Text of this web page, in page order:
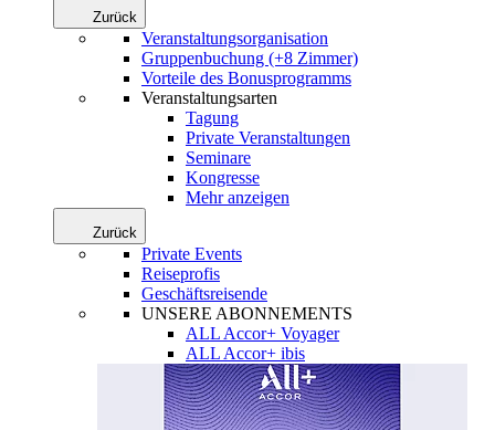
Zurück
Veranstaltungsorganisation
Gruppenbuchung (+8 Zimmer)
Vorteile des Bonusprogramms
Veranstaltungsarten
Tagung
Private Veranstaltungen
Seminare
Kongresse
Mehr anzeigen
Zurück
Private Events
Reiseprofis
Geschäftsreisende
UNSERE ABONNEMENTS
ALL Accor+ Voyager
ALL Accor+ ibis